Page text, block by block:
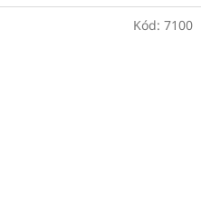
Kód: 7100